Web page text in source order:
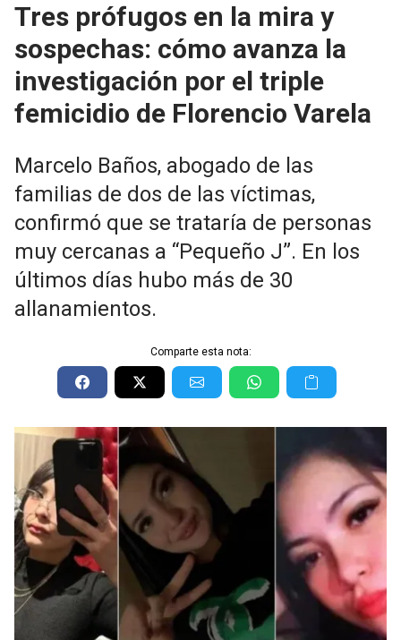
Tres prófugos en la mira y
sospechas: cómo avanza la
investigación por el triple
femicidio de Florencio Varela
Marcelo Baños, abogado de las
familias de dos de las víctimas,
confirmó que se trataría de personas
muy cercanas a “Pequeño J”. En los
últimos días hubo más de 30
allanamientos.
Comparte esta nota: